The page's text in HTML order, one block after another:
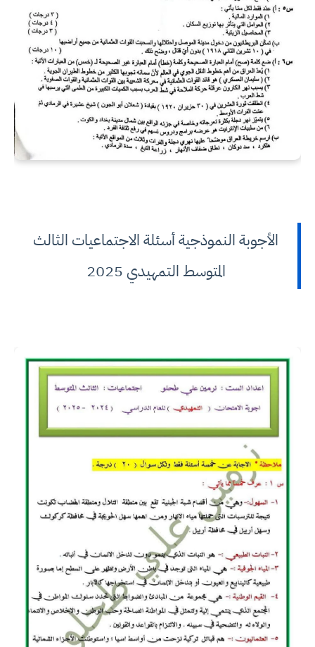
الأجوبة النموذجية أسئلة الاجتماعيات الثالث
المتوسط التمهيدي 2025